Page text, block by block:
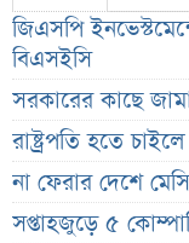
জিএসপি
বিএসইসি
সরকারের কাছে
রাষ্ট্রপতি হতে
না ফেরার দেশে
সপ্তাহজুড়ে ৫